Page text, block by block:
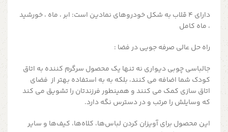
دارای 4 قلاب به شکل خودروهای نمادین است: ابر ، ماه ، خورشید
، ماه کامل
راه حل عالی صرفه جویی در فضا :
جالباسی چوبی دیواری نه تنها یک محصول سرگرم کننده به اتاق
کودک شما اضافه می کنند، بلکه به به استفاده بهتر از فضای
اتاق سازی کمک می کنندو همینطورفرزندتان را تشویق می کند
که وسایلش را مرتب و در دسترس نگه دارد.
این محصول برای آویزان کردن لباس‌ها، کلاه‌ها، کیف‌ها و سایر